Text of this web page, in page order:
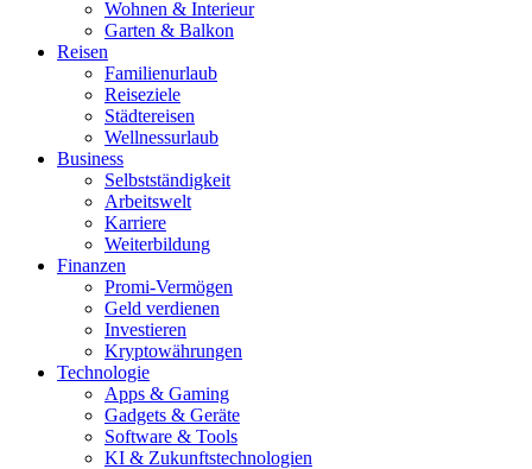
Wohnen & Interieur
Garten & Balkon
Reisen
Familienurlaub
Reiseziele
Städtereisen
Wellnessurlaub
Business
Selbstständigkeit
Arbeitswelt
Karriere
Weiterbildung
Finanzen
Promi-Vermögen
Geld verdienen
Investieren
Kryptowährungen
Technologie
Apps & Gaming
Gadgets & Geräte
Software & Tools
KI & Zukunftstechnologien